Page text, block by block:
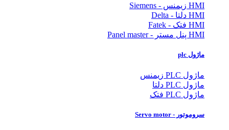
HMI زیمنس - Siemens
HMI دلتا - Delta
HMI فتک - Fatek
HMI پنل مستر - Panel master
ماژول plc
ماژول PLC زیمنس
ماژول PLC دلتا
ماژول PLC فتک
سروموتور - Servo motor